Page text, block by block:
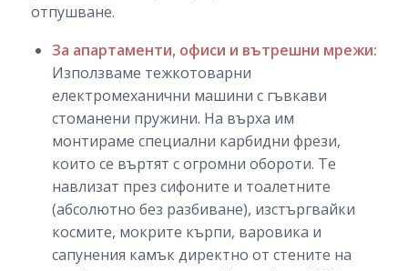
отпушване.
За апартаменти, офиси и вътрешни мрежи:
Използваме тежкотоварни
електромеханични машини с гъвкави
стоманени пружини. На върха им
монтираме специални карбидни фрези,
които се въртят с огромни обороти. Те
навлизат през сифоните и тоалетните
(абсолютно без разбиване), изстъргвайки
космите, мокрите кърпи, варовика и
сапунения камък директно от стените на